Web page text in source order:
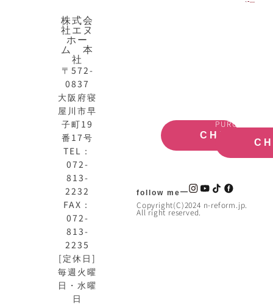
株式会
社エヌ
ホー
ム 本
社
〒572-
0837
大阪府寝
屋川市早
子町19
番17号
TEL：
072-
813-
2232
FAX：
072-
813-
2235
[定休日]
毎週火曜
日・水曜
日
CHECK
PURCHASE
follow me
Copyright(C)2024 n-reform.jp.
All right reserved.